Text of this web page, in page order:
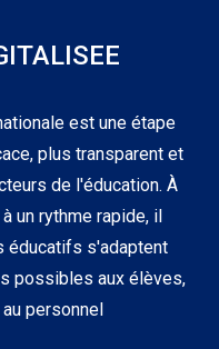
est une étape
plus transparent et
de l'éducation. À
un rythme rapide, il
éducatifs s'adaptent
possibles aux élèves,
personnel